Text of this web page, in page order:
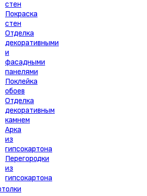
стен
Покраска
стен
Отделка
декоративными
и
фасадными
панелями
Поклейка
обоев
Отделка
декоративным
камнем
Арка
из
гипсокартона
Перегородки
из
гипсокартона